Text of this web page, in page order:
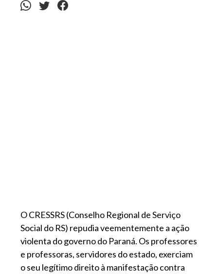
O CRESSRS (Conselho Regional de Serviço
Social do RS) repudia veementemente a ação
violenta do governo do Paraná. Os professores
e professoras, servidores do estado, exerciam
o seu legítimo direito à manifestação contra